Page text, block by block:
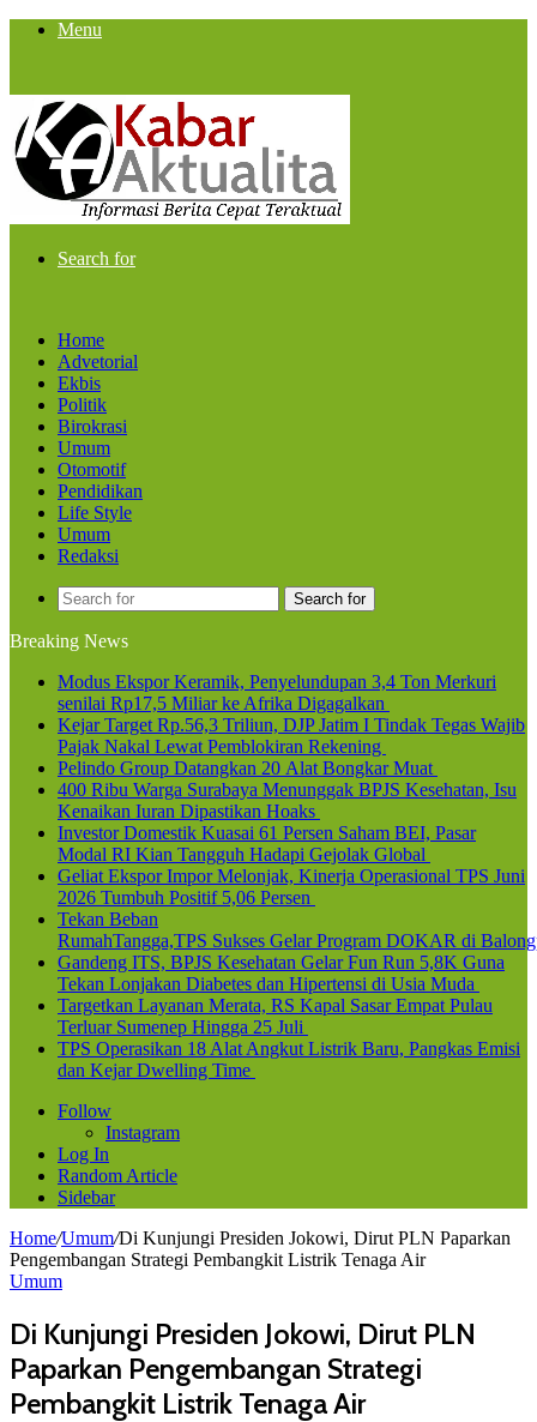
Menu
Search for
Home
Advetorial
Ekbis
Politik
Birokrasi
Umum
Otomotif
Pendidikan
Life Style
Umum
Redaksi
Search for
Breaking News
Modus Ekspor Keramik, Penyelundupan 3,4 Ton Merkuri
senilai Rp17,5 Miliar ke Afrika Digagalkan
Kejar Target Rp.56,3 Triliun, DJP Jatim I Tindak Tegas Wajib
Pajak Nakal Lewat Pemblokiran Rekening
Pelindo Group Datangkan 20 Alat Bongkar Muat
400 Ribu Warga Surabaya Menunggak BPJS Kesehatan, Isu
Kenaikan Iuran Dipastikan Hoaks
Investor Domestik Kuasai 61 Persen Saham BEI, Pasar
Modal RI Kian Tangguh Hadapi Gejolak Global
Geliat Ekspor Impor Melonjak, Kinerja Operasional TPS Juni
2026 Tumbuh Positif 5,06 Persen
Tekan Beban
RumahTangga,TPS Sukses Gelar Program DOKAR di
Gandeng ITS, BPJS Kesehatan Gelar Fun Run 5,8K Guna
Tekan Lonjakan Diabetes dan Hipertensi di Usia Muda
Targetkan Layanan Merata, RS Kapal Sasar Empat Pulau
Terluar Sumenep Hingga 25 Juli
TPS Operasikan 18 Alat Angkut Listrik Baru, Pangkas Emisi
dan Kejar Dwelling Time
Follow
Instagram
Log In
Random Article
Sidebar
Home/Umum/Di Kunjungi Presiden Jokowi, Dirut PLN Paparkan
Pengembangan Strategi Pembangkit Listrik Tenaga Air
Umum
Di Kunjungi Presiden Jokowi, Dirut PLN
Paparkan Pengembangan Strategi
Pembangkit Listrik Tenaga Air